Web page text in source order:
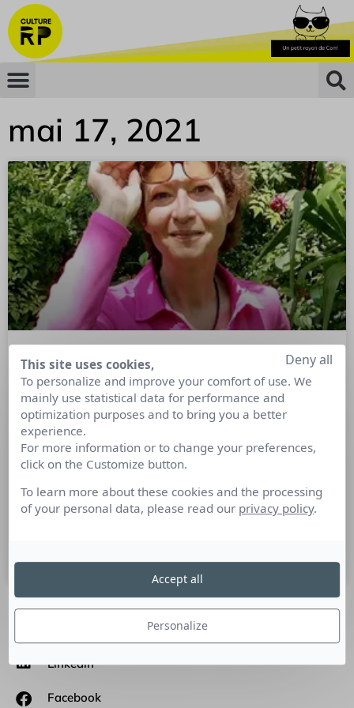
mai 17, 2021
Quand votre événement grand public
est annulé, comment maintenir
l’intérêt des médias et survivre à la
crise ?
Tribune Sophie MAKO-TRYZNA, Directrice de JST Conseil et
administratrice d’Information Presse et Communication :
Pourquoi communiquer quand il n’y a plus rien à
promouvoir ?
17 mai 2021
SUIVEZ-NOUS
Linkedin
Facebook
This site uses cookies,
To personalize and improve your comfort of use. We
mainly use statistical data for performance and
optimization purposes and to bring you a better
experience.
For more information or to change your preferences,
click on the Customize button.
To learn more about these cookies and the processing
of your personal data, please read our privacy policy.
Personalize
Deny all
Accept all